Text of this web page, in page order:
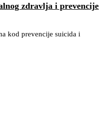
zdravlja i prevencije
kod prevencije suicida i